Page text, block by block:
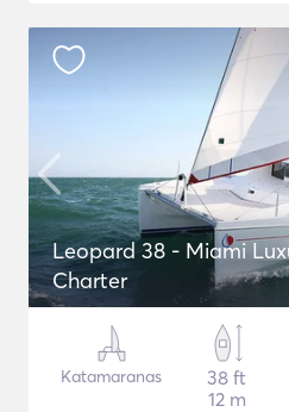
Leopard 38 - Miami
Charter
Katamaranas
38 ft
12 m